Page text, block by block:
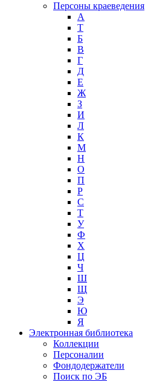
Персоны краеведения
А
T
Б
В
Г
Д
Е
Ж
З
И
Л
К
М
Н
О
П
Р
С
Т
У
Ф
Х
Ц
Ч
Ш
Щ
Э
Ю
Я
Электронная библиотека
Коллекции
Персоналии
Фондодержатели
Поиск по ЭБ